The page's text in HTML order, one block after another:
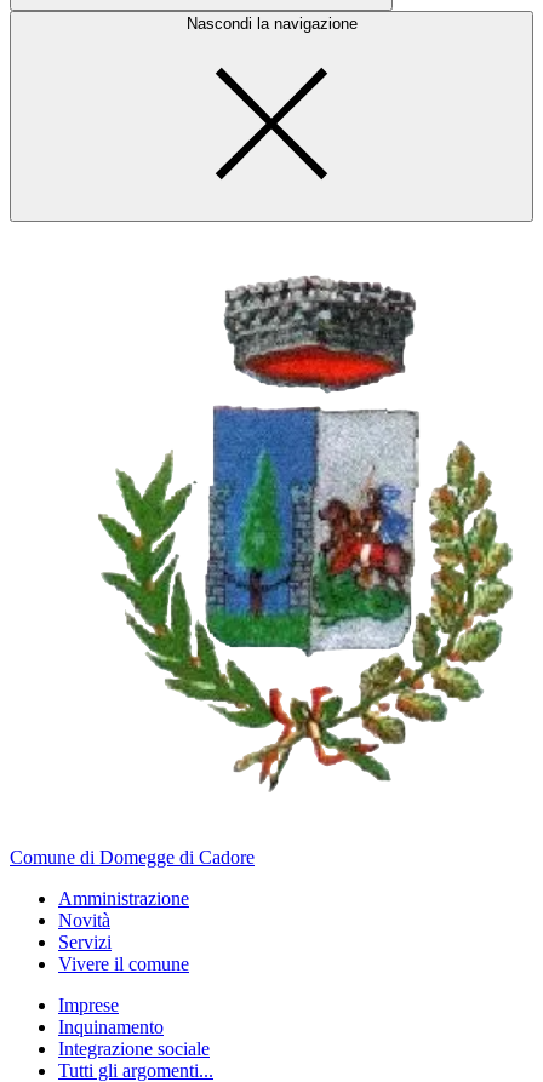
Nascondi la navigazione
Comune di Domegge di Cadore
Amministrazione
Novità
Servizi
Vivere il comune
Imprese
Inquinamento
Integrazione sociale
Tutti gli argomenti...